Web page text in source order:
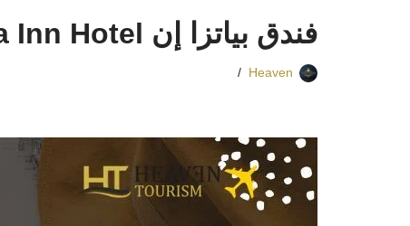
فندق بياتزا إن Piazza Inn Hotel
Heaven